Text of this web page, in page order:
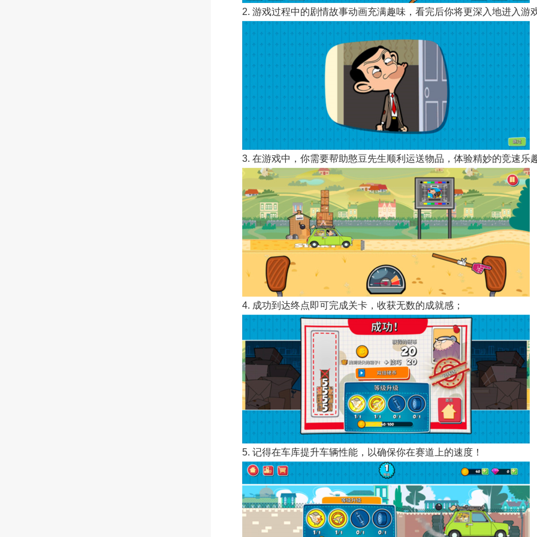
2. 游戏过程中的剧情故事动画充满趣味，看完后你将更深入地进入游
3. 在游戏中，你需要帮助憨豆先生顺利运送物品，体验精妙的竞速乐
4. 成功到达终点即可完成关卡，收获无数的成就感；
5. 记得在车库提升车辆性能，以确保你在赛道上的速度！